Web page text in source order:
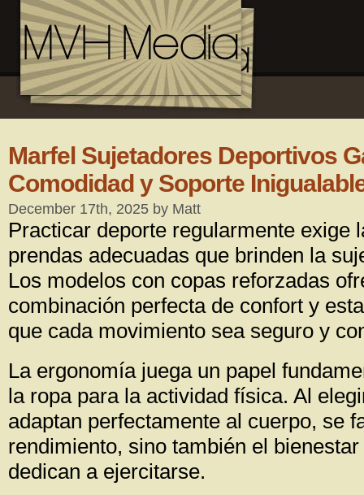
Marfel Sujetadores Deportivos
Comodidad y Soporte
December 17th, 2025 by Matt
Practicar deporte regularmente exige
prendas adecuadas que brinden la
Los modelos con copas reforzadas
combinación perfecta de confort y
que cada movimiento sea seguro y
La ergonomía juega un papel
la ropa para la actividad física. Al
adaptan perfectamente al cuerpo, se
rendimiento, sino también el
dedican a ejercitarse.